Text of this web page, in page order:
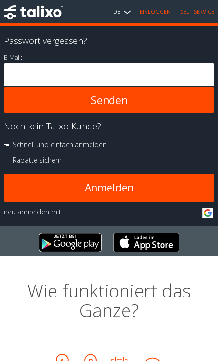
DE EINLOGGEN SELF SERVICE
Passwort vergessen?
E-Mail:
Noch kein Talixo Kunde?
Schnell und einfach anmelden
Rabatte sichern
Anmelden
neu anmelden mit:
Wie funktioniert das
Ganze?